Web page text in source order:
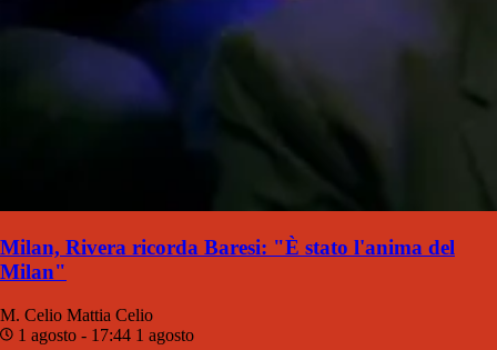
Milan, Rivera ricorda Baresi: "È stato l'anima del
Milan"
M. Celio Mattia Celio
1 agosto - 17:44 1 agosto